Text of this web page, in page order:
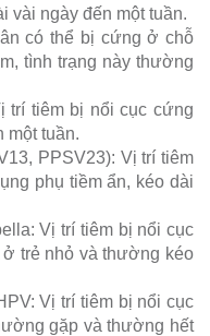
vài ngày đến một tuần.
có thể bị cứng ở chỗ
tình trạng này thường
trí tiêm bị nổi cục cứng
một tuần.
PPSV23): Vị trí tiêm
phụ tiềm ẩn, kéo dài
Vị trí tiêm bị nổi cục
trẻ nhỏ và thường kéo
Vị trí tiêm bị nổi cục
gặp và thường hết